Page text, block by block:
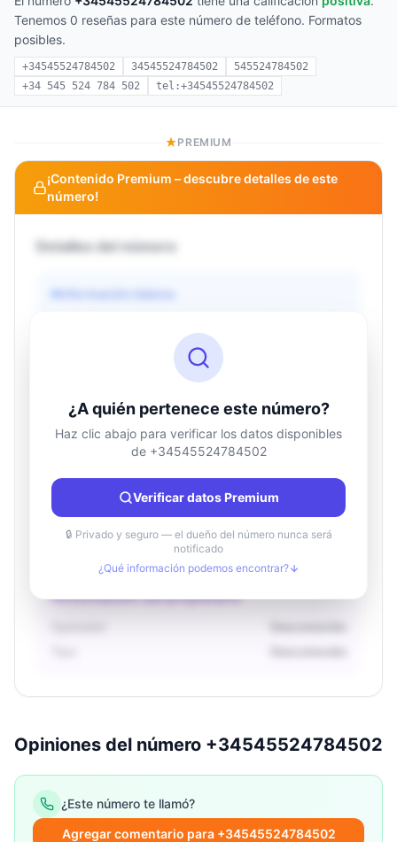
Tenemos 0 reseñas para este número de teléfono. Formatos
posibles.
+34545524784502 34545524784502
545524784502
+34 545 524 784 502
tel:+34545524784502
PREMIUM
¡Contenido Premium – descubre detalles de este
número!
Detalles del número
Información básica
Información de ubicación
País
Desconocido
Ciudad
Desconocido
Región
Desconocido
Información del propietario
¿A quién pertenece este número?
Haz clic abajo para verificar los datos disponibles
de +34545524784502
Verificar datos Premium
🔒 Privado y seguro — el dueño del número nunca será
notificado
¿Qué información podemos encontrar?
Opiniones del número +34545524784502
¿Este número te llamó?
Agregar comentario para +34545524784502